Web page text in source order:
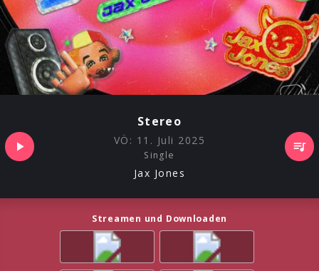
Stereo
VÖ: 11. Juli 2025
Single
Jax Jones
Streamen und Downloaden